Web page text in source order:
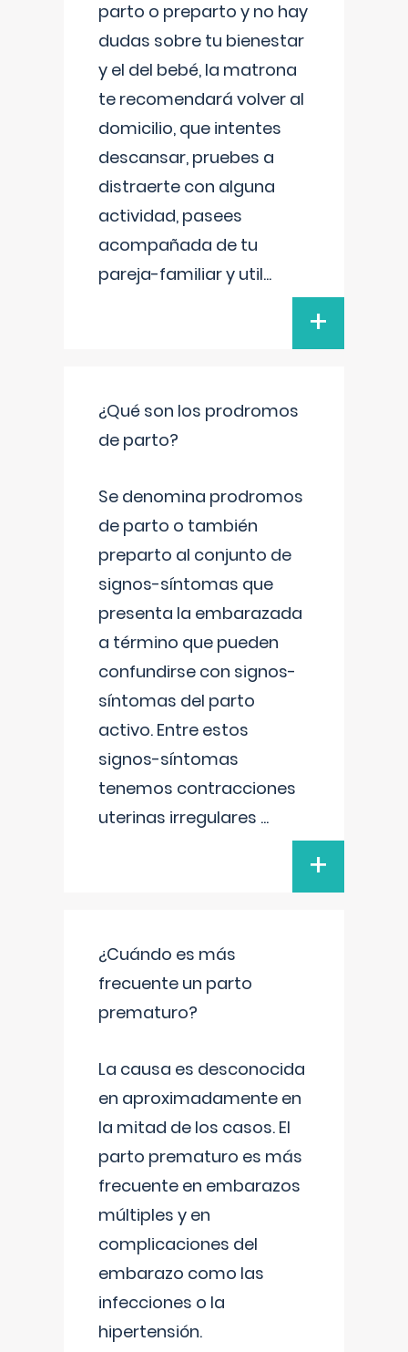
parto o preparto y no hay
dudas sobre tu bienestar
y el del bebé, la matrona
te recomendará volver al
domicilio, que intentes
descansar, pruebes a
distraerte con alguna
actividad, pasees
acompañada de tu
pareja-familiar y util...
+
¿Qué son los prodromos
de parto?
Se denomina prodromos
de parto o también
preparto al conjunto de
signos-síntomas que
presenta la embarazada
a término que pueden
confundirse con signos-
síntomas del parto
activo. Entre estos
signos-síntomas
tenemos contracciones
uterinas irregulares ...
+
¿Cuándo es más
frecuente un parto
prematuro?
La causa es desconocida
en aproximadamente en
la mitad de los casos. El
parto prematuro es más
frecuente en embarazos
múltiples y en
complicaciones del
embarazo como las
infecciones o la
hipertensión.